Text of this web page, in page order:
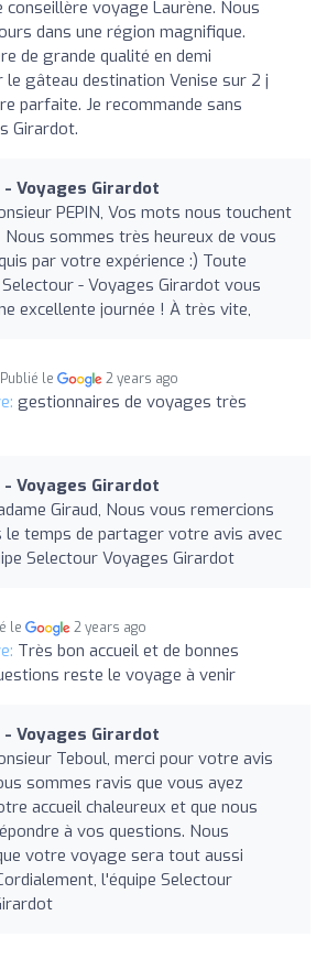
voyage Laurène. Nous
dans une région magnifique.
de grande qualité en demi
le gâteau destination Venise sur 2 j
parfaite. Je recommande sans
Girardot.
Voyages Girardot
PEPIN, Vos mots nous touchent
Nous sommes très heureux de vous
par votre expérience :) Toute
- Voyages Girardot vous
excellente journée ! À très vite,
Publié le 2 years ago
gestionnaires de voyages très
Voyages Girardot
Giraud, Nous vous remercions
le temps de partager votre avis avec
Selectour Voyages Girardot
le 2 years ago
Très bon accueil et de bonnes
reste le voyage à venir
Voyages Girardot
Teboul, merci pour votre avis
sommes ravis que vous ayez
accueil chaleureux et que nous
à vos questions. Nous
votre voyage sera tout aussi
l'équipe Selectour